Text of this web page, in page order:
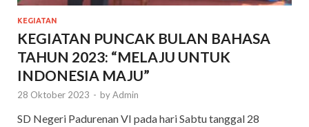
KEGIATAN
KEGIATAN PUNCAK BULAN BAHASA
TAHUN 2023: “MELAJU UNTUK
INDONESIA MAJU”
28 Oktober 2023 - byAdmin
SD Negeri Padurenan VI pada hari Sabtu tanggal 28